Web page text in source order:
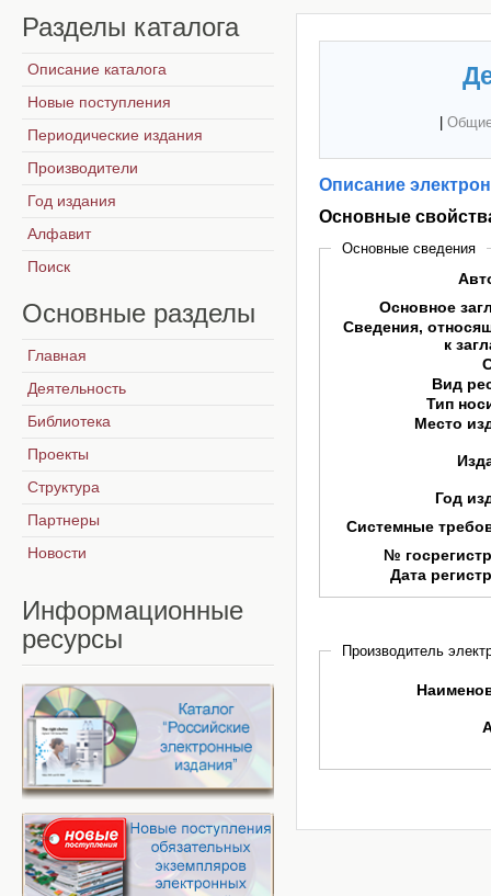
Описание
Основные
Основные сведения
Основное
Сведения,
к
Вид
Тип
Место
Год
Системные
№
Дата
Производитель
Разделы каталога
Описание каталога
Новые поступления
Периодические издания
Производители
Год издания
Алфавит
Поиск
Основные разделы
Главная
Деятельность
Библиотека
Проекты
Структура
Партнеры
Новости
Информационные
ресурсы